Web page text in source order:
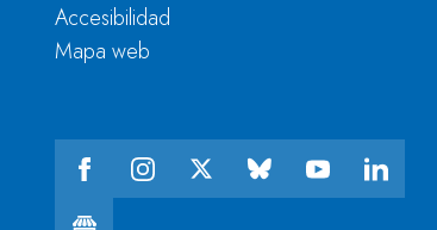
Accesibilidad
Mapa web